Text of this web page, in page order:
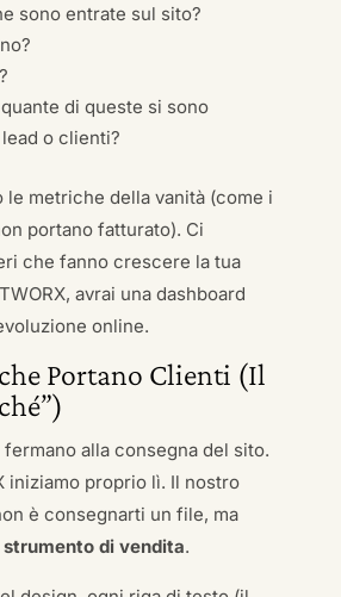
sono entrate sul sito?
di queste si sono
o clienti?
le metriche della vanità (come i
portano fatturato). Ci
che fanno crescere la tua
avrai una dashboard
online.
Portano Clienti (Il
alla consegna del sito.
iniziamo proprio lì. Il nostro
è consegnarti un file, ma
strumento di vendita.